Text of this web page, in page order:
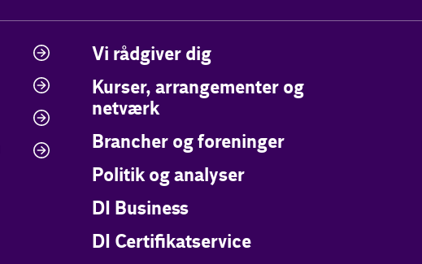
Vi rådgiver dig
Kurser, arrangementer og
netværk
Brancher og foreninger
Politik og analyser
DI Business
DI Certifikatservice